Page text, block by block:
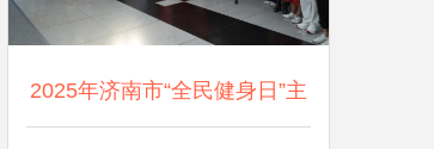
2025年济南市“全民健身日”主